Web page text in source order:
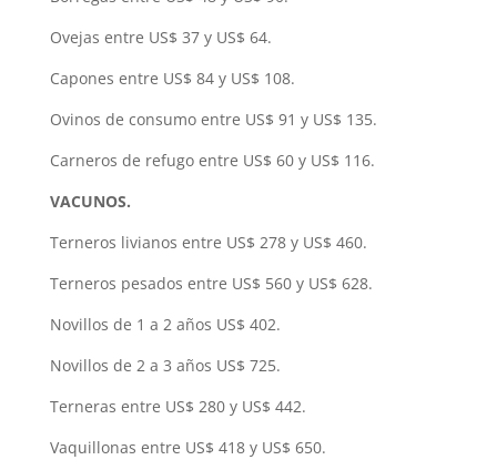
Ovejas entre US$ 37 y US$ 64.
Capones entre US$ 84 y US$ 108.
Ovinos de consumo entre US$ 91 y US$ 135.
Carneros de refugo entre US$ 60 y US$ 116.
VACUNOS.
Terneros livianos entre US$ 278 y US$ 460.
Terneros pesados entre US$ 560 y US$ 628.
Novillos de 1 a 2 años US$ 402.
Novillos de 2 a 3 años US$ 725.
Terneras entre US$ 280 y US$ 442.
Vaquillonas entre US$ 418 y US$ 650.